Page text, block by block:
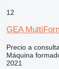
12
GEA
Precio a
Máquina
2021